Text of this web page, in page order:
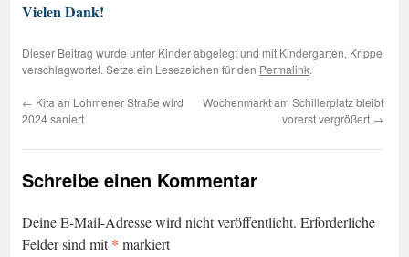
Vielen Dank!
Dieser Beitrag wurde unter Kinderabgelegt und mit Kindergarten, Krippe
verschlagwortet. Setze ein Lesezeichen für den Permalink.
← Kita an Lohmener Straße wird
2024 saniert
Wochenmarkt am Schillerplatz bleibt
vorerst vergrößert →
Schreibe einen Kommentar
Deine E-Mail-Adresse wird nicht veröffentlicht. Erforderliche
Felder sind mit* markiert